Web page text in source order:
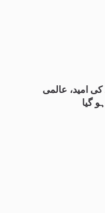
کی امید، عالمی
گیا